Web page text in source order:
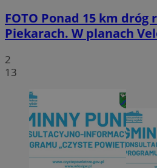
FOTO Ponad 15 km dróg
Piekarach. W planach
2
13